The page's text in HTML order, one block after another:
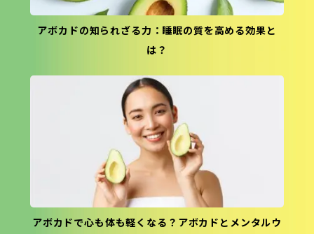
アボカドの知られざる力：睡眠の質を高める効果と
は？
アボカドで心も体も軽くなる？アボカドとメンタルウ